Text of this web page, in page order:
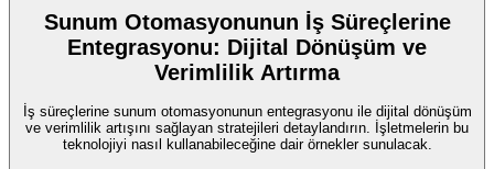
Sunum Otomasyonunun İş Süreçlerine
Entegrasyonu: Dijital Dönüşüm ve
Verimlilik Artırma
İş süreçlerine sunum otomasyonunun entegrasyonu ile dijital dönüşüm
ve verimlilik artışını sağlayan stratejileri detaylandırın. İşletmelerin bu
teknolojiyi nasıl kullanabileceğine dair örnekler sunulacak.